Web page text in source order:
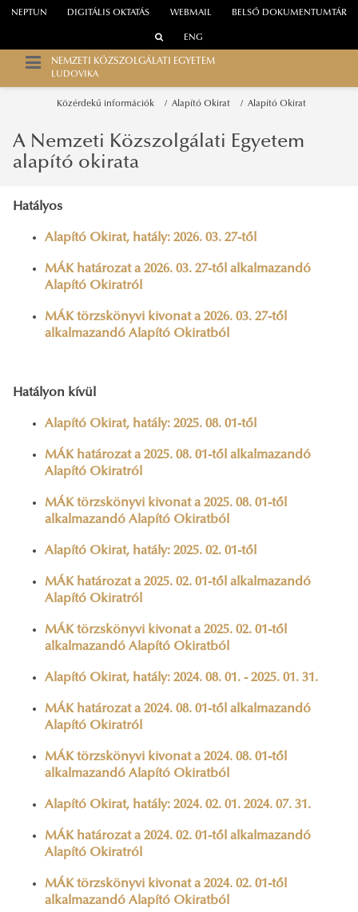
WEBMAIL
NEPTUN DIGITÁLIS OKTATÁS BELSŐ DOKUMENTUMTÁR
ENG
NEMZETI KÖZSZOLGÁLATI EGYETEM
LUDOVIKA
Közérdekű információk Alapító Okirat Alapító Okirat
A Nemzeti Közszolgálati Egyetem
alapító okirata
Hatályos
Alapító Okirat, hatály: 2026. 03. 27-től
MÁK határozat a 2026. 03. 27-től alkalmazandó
Alapító Okiratról
MÁK törzskönyvi kivonat a 2026. 03. 27-től
alkalmazandó Alapító Okiratból
Hatályon kívül
Alapító Okirat, hatály: 2025. 08. 01-től
MÁK határozat a 2025. 08. 01-től alkalmazandó
Alapító Okiratról
MÁK törzskönyvi kivonat a 2025. 08. 01-től
alkalmazandó Alapító Okiratból
Alapító Okirat, hatály: 2025. 02. 01-től
MÁK határozat a 2025. 02. 01-től alkalmazandó
Alapító Okiratról
MÁK törzskönyvi kivonat a 2025. 02. 01-től
alkalmazandó Alapító Okiratból
Alapító Okirat, hatály: 2024. 08. 01. - 2025. 01. 31.
MÁK határozat a 2024. 08. 01-től alkalmazandó
Alapító Okiratról
MÁK törzskönyvi kivonat a 2024. 08. 01-től
alkalmazandó Alapító Okiratból
Alapító Okirat, hatály: 2024. 02. 01. 2024. 07. 31.
MÁK határozat a 2024. 02. 01-től alkalmazandó
Alapító Okiratról
MÁK törzskönyvi kivonat a 2024. 02. 01-től
alkalmazandó Alapító Okiratból